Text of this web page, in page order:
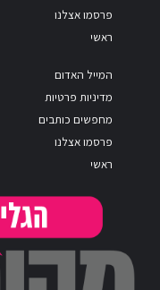
פרסמו אצלנו
ראשי
המייל האדום
מדיניות פרטיות
מחפשים כותבים
פרסמו אצלנו
ראשי